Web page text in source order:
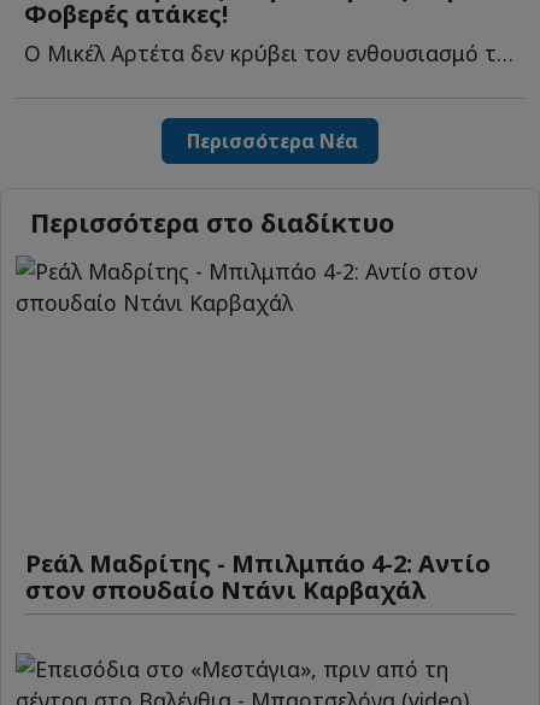
Φοβερές ατάκες!
Ο Μικέλ Αρτέτα δεν κρύβει τον ενθουσιασμό του για το τ...
Περισσότερα Νέα
Περισσότερα στο διαδίκτυο
Ρεάλ Μαδρίτης - Μπιλμπάο 4-2: Αντίο
στον σπουδαίο Ντάνι Καρβαχάλ